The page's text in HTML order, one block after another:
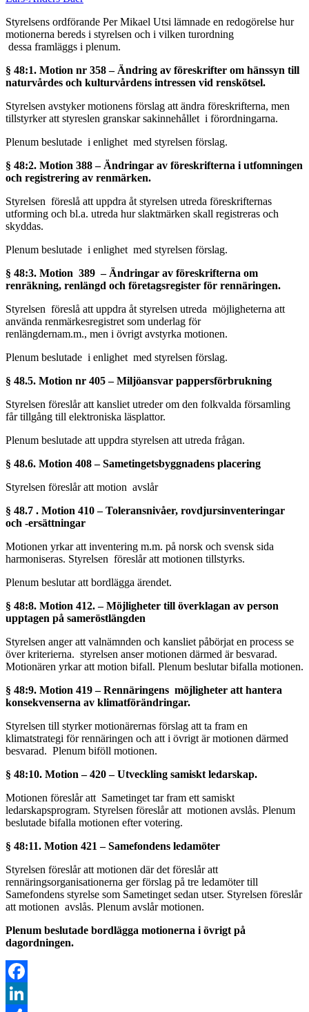
Styrelsens ordförande Per Mikael Utsi lämnade en redogörelse hur
motionerna bereds i styrelsen och i vilken turordning
dessa framläggs i plenum.
§ 48:1. Motion nr 358 – Ändring av föreskrifter om hänssyn till
naturvårdes och kulturvårdens intressen vid renskötsel.
Styrelsen avstyker motionens förslag att ändra föreskrifterna, men
tillstyrker att styreslen granskar sakinnehållet i förordningarna.
Plenum beslutade i enlighet med styrelsen förslag.
§ 48:2. Motion 388 – Ändringar av föreskrifterna i utfomningen
och registrering av renmärken.
Styrelsen föreslå att uppdra åt styrelsen utreda föreskrifternas
utforming och bl.a. utreda hur slaktmärken skall registreras och
skyddas.
Plenum beslutade i enlighet med styrelsen förslag.
§ 48:3. Motion 389 – Ändringar av föreskrifterna om
renräkning, renlängd och företagsregister för rennäringen.
Styrelsen föreslå att uppdra åt styrelsen utreda möjligheterna att
använda renmärkesregistret som underlag för
renlängdernam.m., men i övrigt avstyrka motionen.
Plenum beslutade i enlighet med styrelsen förslag.
§ 48.5. Motion nr 405 – Miljöansvar pappersförbrukning
Styrelsen föreslår att kansliet utreder om den folkvalda församling
får tillgång till elektroniska läsplattor.
Plenum beslutade att uppdra styrelsen att utreda frågan.
§ 48.6. Motion 408 – Sametingetsbyggnadens placering
Styrelsen föreslår att motion avslår
§ 48.7 . Motion 410 – Toleransnivåer, rovdjursinventeringar
och -ersättningar
Motionen yrkar att inventering m.m. på norsk och svensk sida
harmoniseras. Styrelsen föreslår att motionen tillstyrks.
Plenum beslutar att bordlägga ärendet.
§ 48:8. Motion 412. – Möjligheter till överklagan av person
upptagen på sameröstlängden
Styrelsen anger att valnämnden och kansliet påbörjat en process se
över kriterierna. styrelsen anser motionen därmed är besvarad.
Motionären yrkar att motion bifall. Plenum beslutar bifalla motionen.
§ 48:9. Motion 419 – Rennäringens möjligheter att hantera
konsekvenserna av klimatförändringar.
Styrelsen till styrker motionärernas förslag att ta fram en
klimatstrategi för rennäringen och att i övrigt är motionen därmed
besvarad. Plenum biföll motionen.
§ 48:10. Motion – 420 – Utveckling samiskt ledarskap.
Motionen föreslår att Sametinget tar fram ett samiskt
ledarskapsprogram. Styrelsen föreslår att motionen avslås. Plenum
beslutade bifalla motionen efter votering.
§ 48:11. Motion 421 – Samefondens ledamöter
Styrelsen föreslår att motionen där det föreslår att
rennäringsorganisationerna ger förslag på tre ledamöter till
Samefondens styrelse som Sametinget sedan utser. Styrelsen föreslår
att motionen avslås. Plenum avslår motionen.
Plenum beslutade bordlägga motionerna i övrigt på
dagordningen.
Facebook